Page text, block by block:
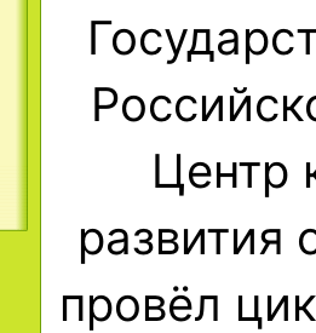
Центр
развития
провёл